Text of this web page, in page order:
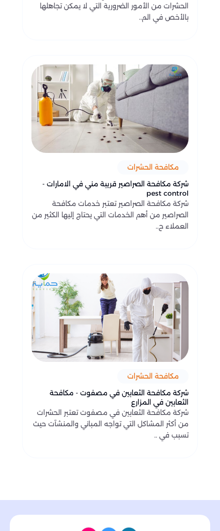
الحشرات من الأمور الضرورية التي لا يمكن تجاهلها
بالأخص في الم..
مكافحة الحشرات
شركة مكافحة الصراصير قريبة مني في الامارات -
pest control
شركة مكافحة الصراصير تعتبر خدمات مكافحة
الصراصير من أهم الخدمات التي يحتاج إليها الكثير من
العملاء ح..
مكافحة الحشرات
شركة مكافحة الثعابين في مصفوت - مكافحة
الثعابين في المزارع
شركة مكافحة الثعابين في مصفوت تعتبر الحشرات
من أكثر المشاكل التي تواجه المباني والمنشآت حيث
تسبب في ..